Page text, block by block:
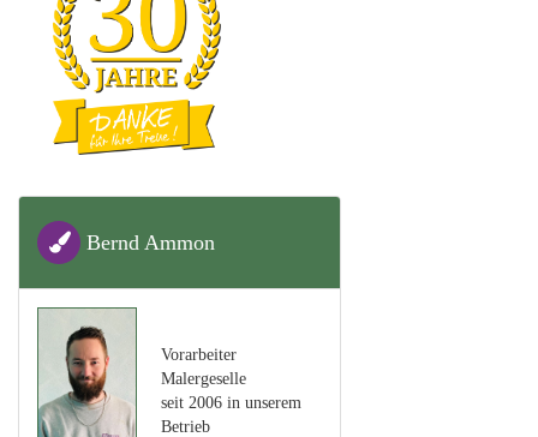
Bernd Ammon
Vorarbeiter
Malergeselle
seit 2006 in unserem
Betrieb